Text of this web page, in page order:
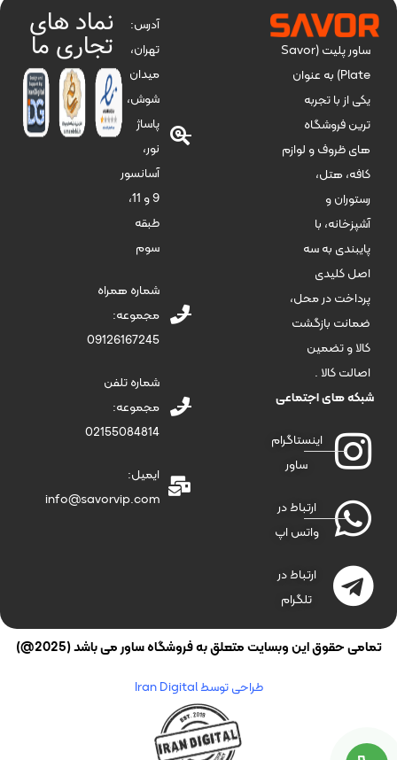
ساور پلیت (Savor
Plate) به عنوان
یکی از با تجربه
ترین فروشگاه
های ظروف و لوازم
کافه، هتل،
رستوران و
آشپزخانه، با
پایبندی به سه
اصل کلیدی
پرداخت در محل،
ضمانت بازگشت
کالا و تضمین
اصالت کالا .
شبکه های اجتماعی
اینستاگرام
ساور
ارتباط در
واتس اپ
ارتباط در
تلگرام
آدرس:
تهران،
میدان
شوش،
پاساژ
نور،
آسانسور
9 و 11،
طبقه
سوم
شماره همراه
مجموعه:
09126167245
شماره تلفن
مجموعه:
02155084814
ایمیل:
info@savorvip.com
نماد های
تجاری ما
تمامی حقوق این وبسایت متعلق به فروشگاه ساور می باشد (2025@)
طراحی توسط Iran Digital